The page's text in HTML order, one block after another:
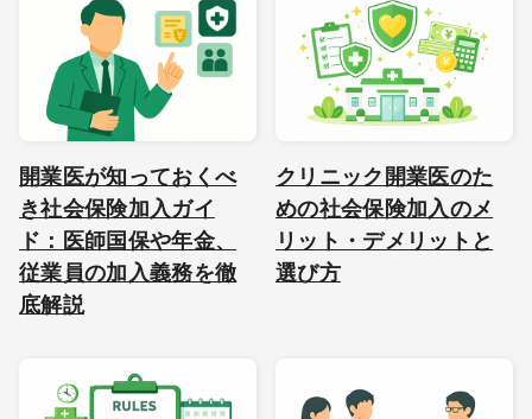
開業医が知っておくべ
き社会保険加入ガイ
ド：医師国保や年金、
従業員の加入義務を徹
底解説
クリニック開業医のた
めの社会保険加入のメ
リット・デメリットと
選び方